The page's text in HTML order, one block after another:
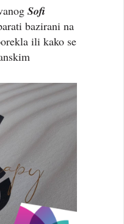
Sofi
bazirani na
ili kako se